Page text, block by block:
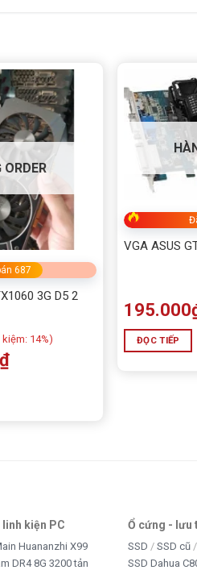
ORDER
687
3G D5 2
kiệm: 14%)
₫
VGA ASUS
195.000
ĐỌC TIẾP
kiện PC
Huananzhi X99
DR4 8G 3200 tản
Ổ cứng - lưu
SSD SSD cũ
SSD Dahua